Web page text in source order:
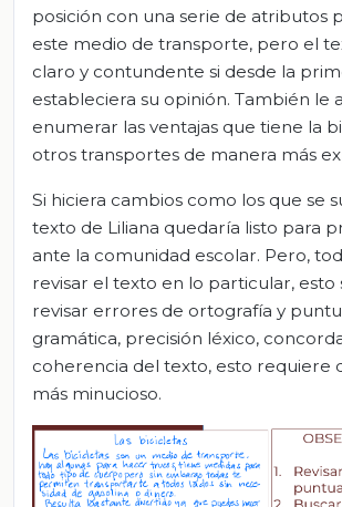
posición con una serie de atributos
este medio de transporte, pero el
claro y contundente si desde la
estableciera su opinión. También le
enumerar las ventajas que tiene la
otros transportes de manera más
Si hiciera cambios como los que se
texto de Liliana quedaría listo para
ante la comunidad escolar. Pero,
revisar el texto en lo particular, esto
revisar errores de ortografía y
gramática, precisión léxico,
coherencia del texto, esto requiere
más minucioso.